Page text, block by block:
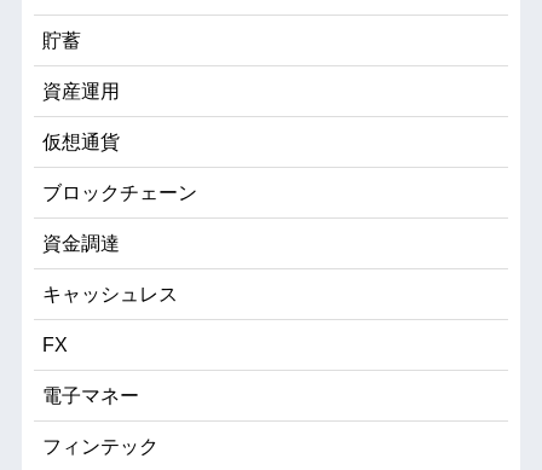
貯蓄
資産運用
仮想通貨
ブロックチェーン
資金調達
キャッシュレス
FX
電子マネー
フィンテック